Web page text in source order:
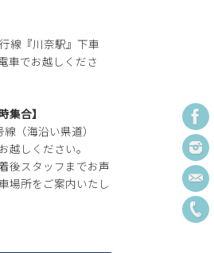
線『川奈駅』下車
車でお越しくださ
集合】
（海沿い県道）
越しください。
後スタッフまでお声
場所をご案内いたし